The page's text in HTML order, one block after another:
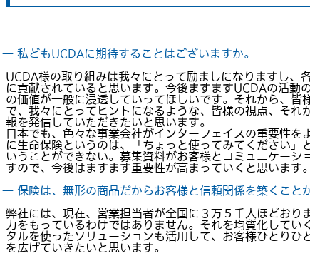
― 私どもUCDAに期待することはございますか。
UCDA様の取り組みは我々にとって励ましになりますし、
に貢献されていると思います。今後ますますUCDAの活動
の価値が一般に浸透していってほしいです。それから、皆
で、我々にとってヒントになるような、皆様の視点、それ
報を発信していただきたいと思います。
日本でも、色々な事業会社がインターフェイスの重要性を
に生命保険というのは、「ちょっと使ってみてください」
いうことができない。募集資料がお客様とコミュニケーシ
すので、今後はますます重要性が高まっていくと思います。
― 保険は、無形の商品だからお客様と信頼関係を築くこと
弊社には、現在、営業担当者が全国に３万５千人ほどおり
力をもっているわけではありません。それを均質化してい
タルを使ったソリューションも活用して、お客様ひとりひ
を広げていきたいと思います。